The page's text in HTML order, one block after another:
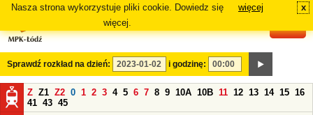
Nasza strona wykorzystuje pliki cookie. Dowiedz się
więcej.
więcej x
Sprawdź rozkład na dzień: i godzinę:
Z Z1 Z2 0 1 2 3 4 5 6 7 8 9 10A 10B 11 12 13 14 15 16
41 43 45